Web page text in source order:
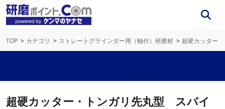
TOP カテゴリ ストレートグラインダー用（軸付）研磨材 超硬カッター
超硬カッター・トンガリ先丸型 スパイ